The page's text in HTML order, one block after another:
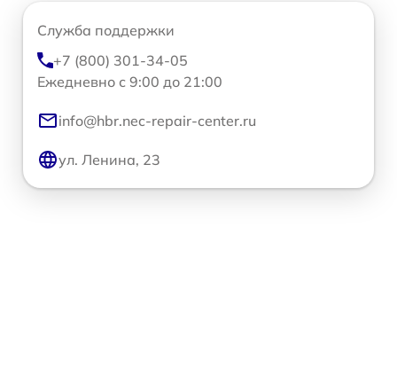
Служба поддержки
+7 (800) 301-34-05
Ежедневно с 9:00 до 21:00
info@hbr.nec-repair-center.ru
ул. Ленина, 23